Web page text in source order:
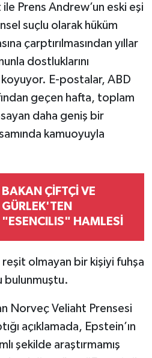
Prens Andrew’un eski eşi
suçlu olarak hüküm
çarptırılmasından yıllar
dostluklarını
E-postalar, ABD
geçen hafta, toplam
daha geniş bir
kamuoyuyla
BAKAN ÇİFTÇİ VE
GÜRLEK'TEN
"ESENCILIS" HAMLESİ
reşit olmayan bir kişiyi fuhşa
bulunmuştu.
Norveç Veliaht Prensesi
açıklamada, Epstein’ın
şekilde araştırmamış